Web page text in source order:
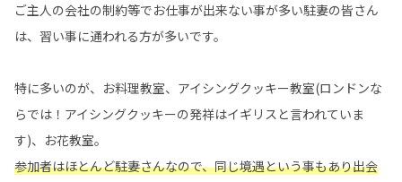
ご主人の会社の制約等でお仕事が出来ない事が多い駐妻の皆さん
は、習い事に通われる方が多いです。
特に多いのが、お料理教室、アイシングクッキー教室(ロンドンな
らでは！アイシングクッキーの発祥はイギリスと言われていま
す)、お花教室。
参加者はほとんど駐妻さんなので、同じ境遇という事もあり出会